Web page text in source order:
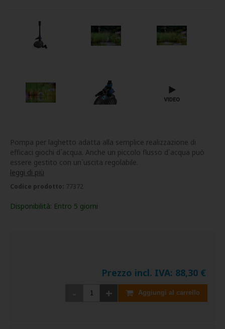
Pompa per laghetto adatta alla semplice realizzazione di
efficaci giochi d`acqua. Anche un piccolo flusso d`acqua può
essere gestito con un`uscita regolabile.
leggi di più
Codice prodotto: 77372
Disponibilità: Entro 5 giorni
Prezzo incl. IVA: 88,30 €
+ Aggiungi al carrello